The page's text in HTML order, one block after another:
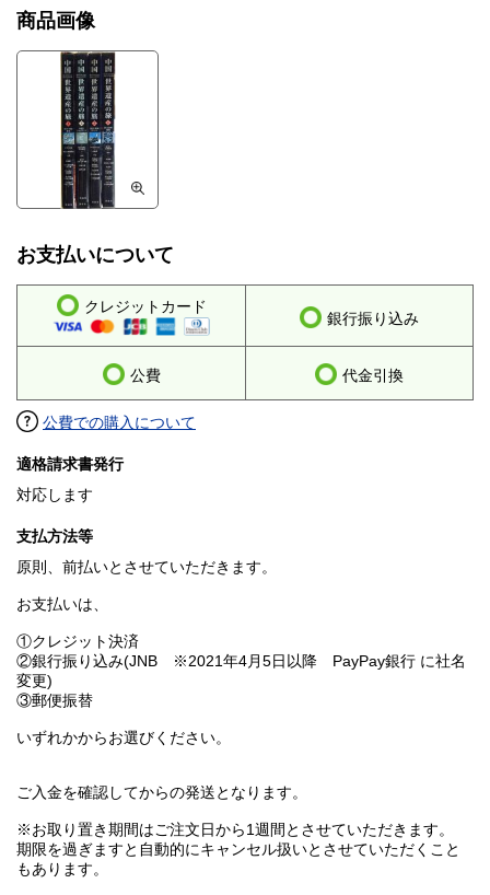
商品画像
お支払いについて
クレジットカード
銀行振り込み
公費 代金引換
公費での購入について
適格請求書発行
対応します
支払方法等
原則、前払いとさせていただきます。
お支払いは、
①クレジット決済
②銀行振り込み(JNB ※2021年4月5日以降 PayPay銀行 に社名
変更)
③郵便振替
いずれかからお選びください。
ご入金を確認してからの発送となります。
※お取り置き期間はご注文日から1週間とさせていただきます。
期限を過ぎますと自動的にキャンセル扱いとさせていただくこと
もあります。